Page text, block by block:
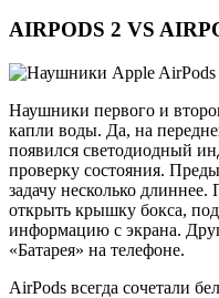
AIRPODS 2 VS
Наушники первого и
капли воды. Да, на
появился светодиодный
проверку состояния.
задачу несколько длиннее.
открыть крышку бокса,
информацию с экрана.
«Батарея» на телефоне.
AirPods всегда сочетали